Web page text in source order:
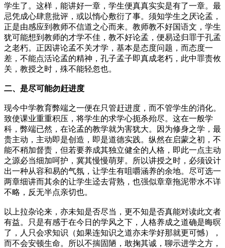
学生了。这样，能讲好一章，学生便真真实实是有了一章。最
忌凭成心肆意批评，或以惰心敷衍了事。须知学生之厌论孟，
正是由感应到教师不信道之心而来。教师教不好国语文，学生
犹可能想到教师的才学不佳，教不好论孟，便易迳归罪于孔孟
之老朽。正因讲论孟不关才学，基本是态度问题，而态度一
差，不能点活论孟的精神，孔子孟子即真成老朽，此中罪责攸
关，教授之时，殊不能轻忽也。
二、是尽可能勿赶进度
现今中学教育弊端之一便在只管赶进度，而不管学生的消化。
致使课业重重积压，将学生的求学心扼杀殆尽。这在一般学
科，弊端已然，在论孟的教学就为害犹大。因为修身之学，最
贵主动，主动即是创造，即是道德实践。纵然在启蒙之初，不
能不稍加督责，但若要养成其独立健全的人格，即此一点主动
之源必当细加呵护，冀其慢慢萌芽。所以讲授之时，必须设计
出一种从容和易的气氛，让学生有咀嚼涵养的余地。尽可选一
两章细讲而其余的让学生迳去背熟，也强似章章拖泥带水不详
不略，反无半点亲切也。
以上拉杂论来，亦未知是否尽当，更不知是否真能对读此文者
有益。只是有感于在今日的学风之下，人格养成之道确是晦暝
了，人只会求知识（如果连知识之道亦未学好那就更可憾），
而不会安顿生命。所以不揣固陋，敢掬其诚，聊示进学之方，